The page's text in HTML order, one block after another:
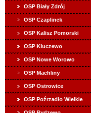
OSP Biały Zdrój
OSP Czaplinek
OSP Kalisz Pomorski
OSP Kluczewo
OSP Nowe Worowo
OSP Machliny
OSP Ostrowice
OSP Poźrzadło Wielkie